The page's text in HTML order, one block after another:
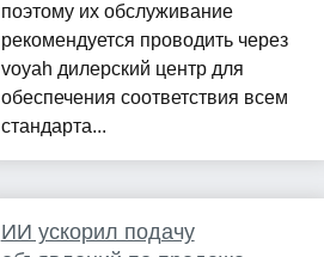
поэтому их обслуживание
рекомендуется проводить через
voyah дилерский центр для
обеспечения соответствия всем
стандарта...
ИИ ускорил подачу